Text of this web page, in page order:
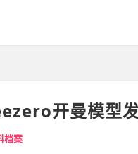
开曼模型
档案